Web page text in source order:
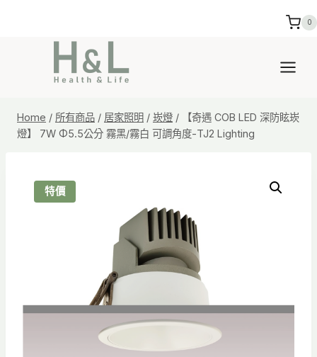
0
Home / 所有商品 / 居家照明 / 崁燈 /
【奇遇 COB LED 深防眩崁
燈】 7W Φ5.5公分 霧黑/霧白 可調角度-TJ2 Lighting
特價